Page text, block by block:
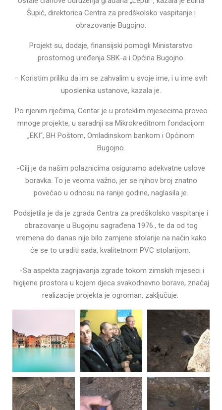
Šupić, direktorica Centra za predškolsko vaspitanje i
obrazovanje Bugojno.
Projekt su, dodaje, finansijski pomogli Ministarstvo
prostornog uređenja SBK-a i Općina Bugojno.
– Koristim priliku da im se zahvalim u svoje ime, i u ime svih
uposlenika ustanove, kazala je.
Po njenim riječima, Centar je u proteklim mjesecima proveo
mnoge projekte, u saradnji sa Mikrokreditnom fondacijom
„EKI“, BH Poštom, Omladinskom bankom i Općinom
Bugojno.
-Cilj je da našim polaznicima osiguramo adekvatne uslove
boravka. To je veoma važno, jer se njihov broj znatno
povećao u odnosu na ranije godine, naglasila je.
Podsjetila je da je zgrada Centra za predškolsko vaspitanje i
obrazovanje u Bugojnu sagrađena 1976., te da od tog
vremena do danas nije bilo zamjene stolarije na način kako
će se to uraditi sada, kvalitetnom PVC stolarijom.
-Sa aspekta zagrijavanja zgrade tokom zimskih mjeseci i
higijene prostora u kojem djeca svakodnevno borave, značaj
realizacije projekta je ogroman, zaključuje.